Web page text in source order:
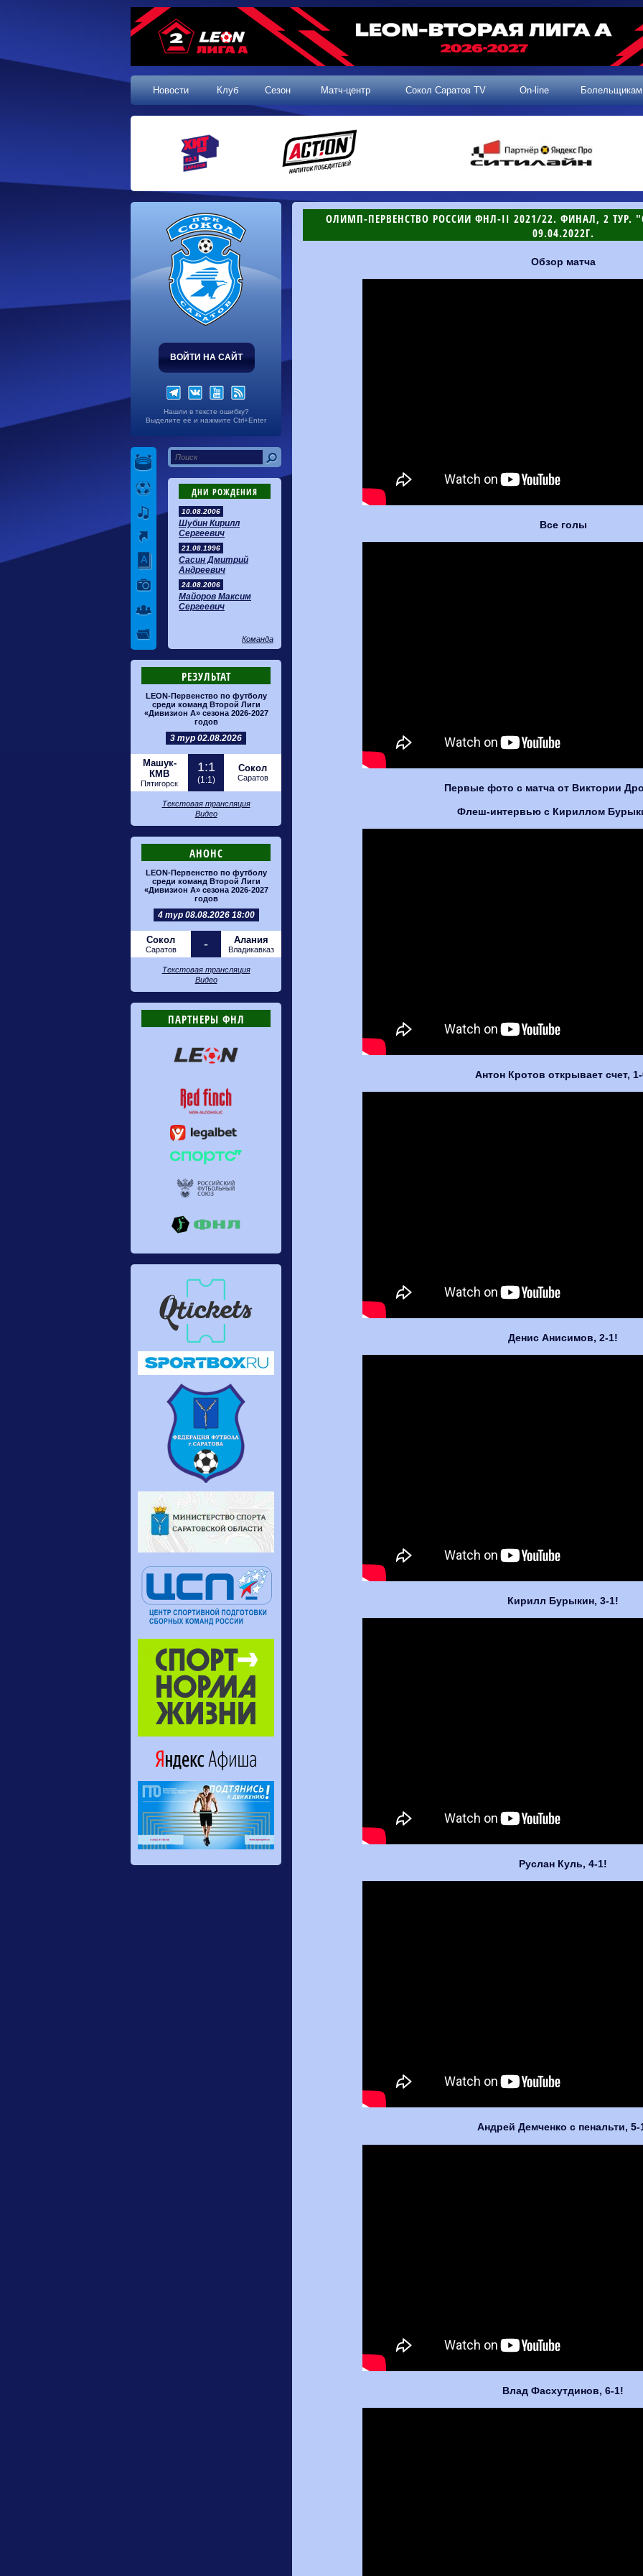
Новости Клуб Сезон Матч-центр Сокол Саратов TV On-line Болельщикам
ВОЙТИ НА САЙТ
Нашли в тексте ошибку?
Выделите её и нажмите Ctrl+Enter
ДНИ РОЖДЕНИЯ
10.08.2006
Шубин Кирилл
Сергеевич
21.08.1996
Сасин Дмитрий
Андреевич
24.08.2006
Майоров Максим
Сергеевич
Команда
РЕЗУЛЬТАТ
LEON-Первенство по футболу
среди команд Второй Лиги
«Дивизион А» сезона 2026-2027
годов
3 тур 02.08.2026
Машук-
КМВ
Пятигорск
1:1
(1:1)
Сокол
Саратов
Текстовая трансляция
Видео
АНОНС
LEON-Первенство по футболу
среди команд Второй Лиги
«Дивизион А» сезона 2026-2027
годов
4 тур 08.08.2026 18:00
Сокол
Саратов - Алания
Владикавказ
Текстовая трансляция
Видео
ПАРТНЕРЫ ФНЛ
ОЛИМП-ПЕРВЕНСТВО РОССИИ ФНЛ-II 2021/22. ФИНАЛ, 2 ТУР.
09.04.2022Г.
Обзор матча
Все голы
Первые фото с матча от Виктории
Флеш-интервью с Кириллом
Антон Кротов открывает счет,
Денис Анисимов, 2-1!
Кирилл Бурыкин, 3-1!
Руслан Куль, 4-1!
Андрей Демченко с пенальти, 5-
Влад Фасхутдинов, 6-1!